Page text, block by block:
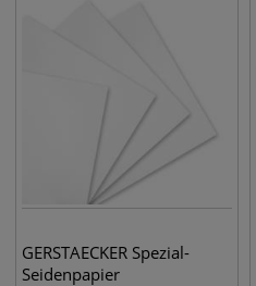
GERSTAECKER Spezial-
Seidenpapier